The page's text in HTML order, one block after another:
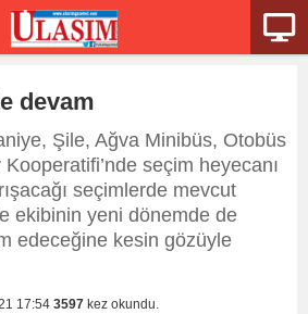
devam
Şile, Ağva Minibüs, Otobüs
Kooperatifi’nde seçim heyecanı
seçimlerde mevcut
ekibinin yeni dönemde de
edeceğine kesin gözüyle
17:54 3597 kez okundu.